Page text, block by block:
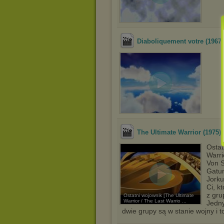
Diaboliquement votre
The Ultimate Warrior
Ostatni wojownik [The Ultimate
Warrior / The Last Warrio ...
Von
Ci,
z
dwie grupy są w stanie wojny i